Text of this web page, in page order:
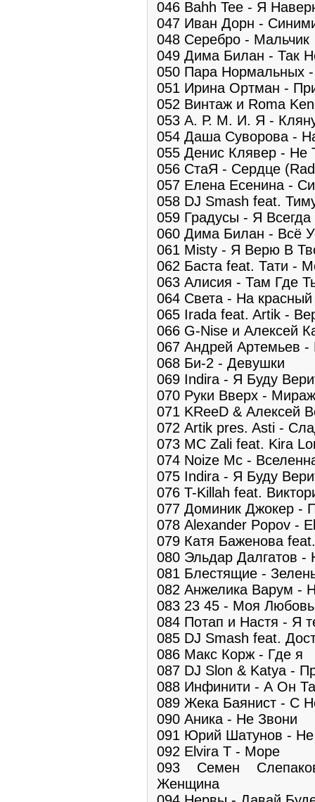
046 Bahh Tee - Я
047 Иван Дорн -
048 Серебро - Мальчик
049 Дима Билан - Так
050 Пара Нормальных -
051 Ирина Ортман -
052 Винтаж и Roma
053 А. Р. М. И. Я -
054 Даша Суворова -
055 Денис Клявер - Не
056 СтаЯ - Сердце
057 Елена Есенина -
058 DJ Smash feat.
059 Градусы - Я
060 Дима Билан - Всё
061 Misty - Я Верю В
062 Баста feat. Тати -
063 Алисия - Там Где
064 Света - На красный
065 Irada feat. Artik -
066 G-Nise и Алексей
067 Андрей Артемьев
068 Би-2 - Девушки
069 Indira - Я Буду
070 Руки Вверх -
071 KReeD & Алексей
072 Artik pres. Asti -
073 MC Zali feat. Kira
074 Noize Mc -
075 Indira - Я Буду
076 T-Killah feat.
077 Доминик Джокер -
078 Alexander Popov -
079 Катя Баженова
080 Эльдар Далгатов
081 Блестящие -
082 Анжелика Варум -
083 23 45 - Моя Любовь
084 Потап и Настя - Я
085 DJ Smash feat.
086 Макс Корж - Где я
087 DJ Slon & Katya -
088 Инфинити - А Он
089 Жека Баянист - С
090 Аника - Не Звони
091 Юрий Шатунов - Не
092 Elvira T - Море
093 Семен
Женщина